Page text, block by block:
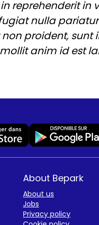
reprehenderit in
nulla
proident, sunt
anim id est
About Bepark
About us
Jobs
Privacy policy